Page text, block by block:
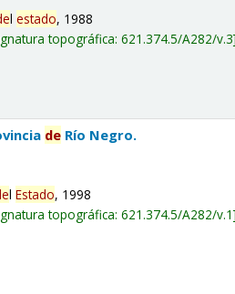
lestado, 1988
topográfica:621.374.5/A282/v.3
de Río Negro.
lEstado, 1998
topográfica:621.374.5/A282/v.1